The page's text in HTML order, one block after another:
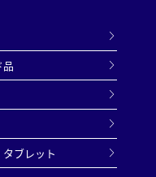
品
タブレット